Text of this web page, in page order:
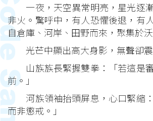
一夜，天空異常明亮，星光逐漸
非火。驚呼中，有人恐懼後退，有
自倉庫、河岸、田野而來，聚集於
光芒中顯出高大身影，無聲卻震
山族族長緊握雙拳：「若這是
前。」
河族領袖抬頭屏息，心口緊縮：
而非懲戒。」